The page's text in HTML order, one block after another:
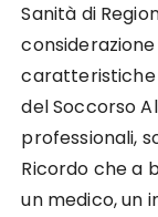
Sanità di
caratteristiche
del Soccorso
professionali,
Ricordo che a
un medico, un